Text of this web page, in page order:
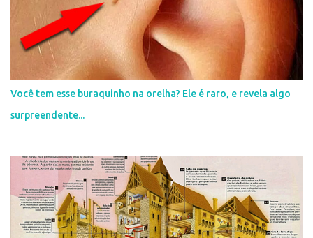
n
t
i
o
Você tem esse buraquinho na orelha? Ele é raro, e revela algo
surpreendente...